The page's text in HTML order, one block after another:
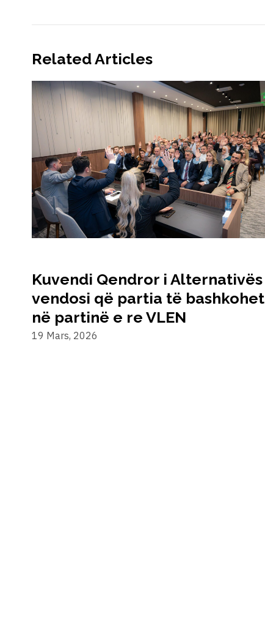
Related Articles
Kuvendi Qendror i Alternativës
vendosi që partia të bashkohet
në partinë e re VLEN
19 Mars, 2026